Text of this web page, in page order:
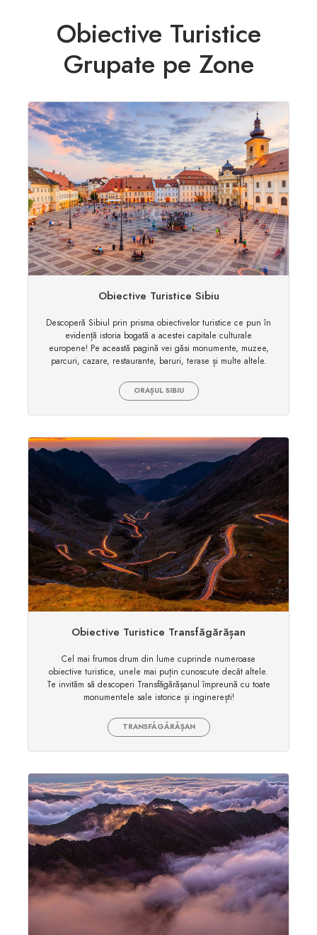
Obiective Turistice
Grupate pe Zone
Obiective Turistice Sibiu
Descoperă Sibiul prin prisma obiectivelor turistice ce pun în
evidență istoria bogată a acestei capitale culturale
europene! Pe această pagină vei găsi monumente, muzee,
parcuri, cazare, restaurante, baruri, terase și multe altele.
ORAȘUL SIBIU
Obiective Turistice Transfăgărășan
Cel mai frumos drum din lume cuprinde numeroase
obiective turistice, unele mai puțin cunoscute decât altele.
Te invităm să descoperi Transfăgărășanul împreună cu toate
monumentele sale istorice și inginerești!
TRANSFĂGĂRĂȘAN